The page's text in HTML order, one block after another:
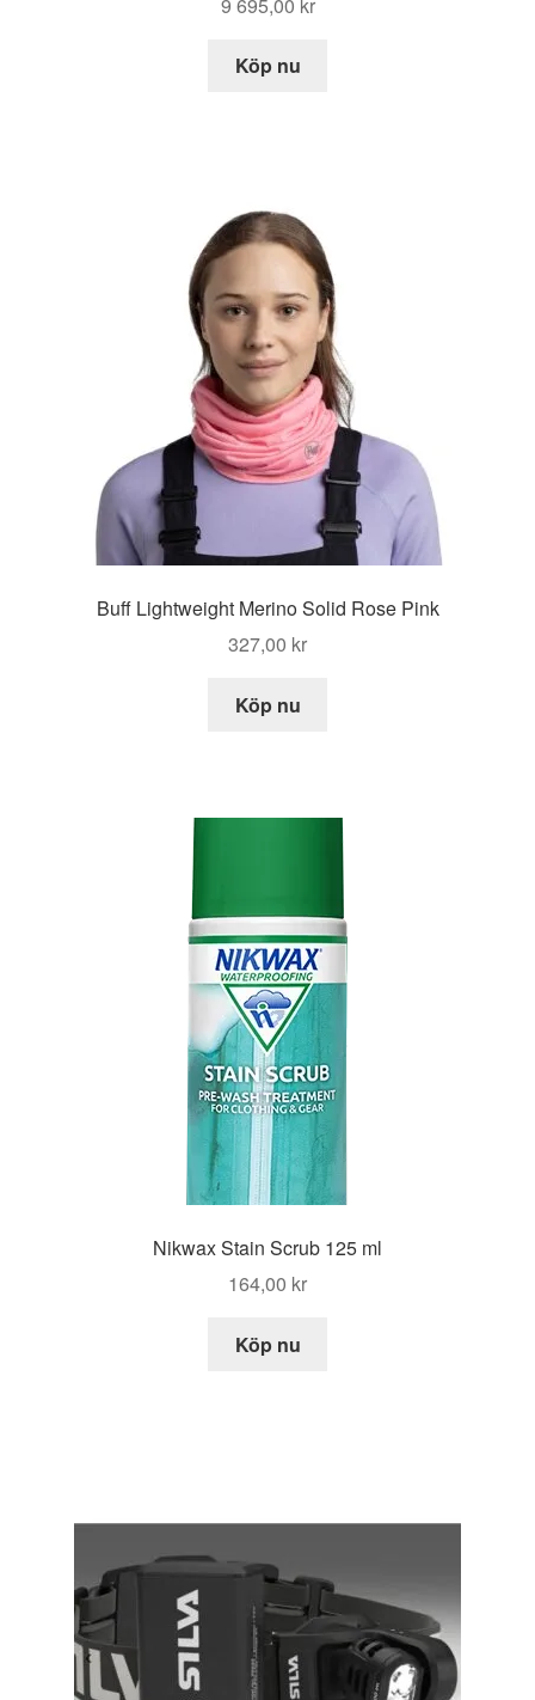
Köp nu
Buff Lightweight Merino Solid Rose Pink
327,00 kr
Köp nu
Nikwax Stain Scrub 125 ml
164,00 kr
Köp nu